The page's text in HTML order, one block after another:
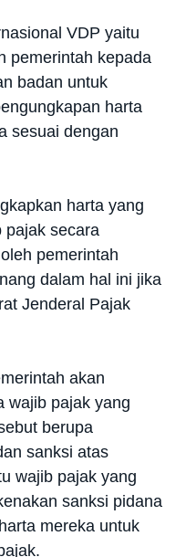
VDP yaitu
pemerintah kepada
badan untuk
harta
sesuai dengan
harta yang
pajak secara
pemerintah
dalam hal ini jika
Jenderal Pajak
akan
wajib pajak yang
berupa
sanksi atas
wajib pajak yang
sanksi pidana
mereka untuk